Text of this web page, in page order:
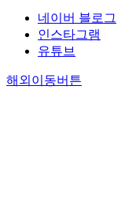
네이버 블로그
인스타그램
유튜브
해외이동버튼